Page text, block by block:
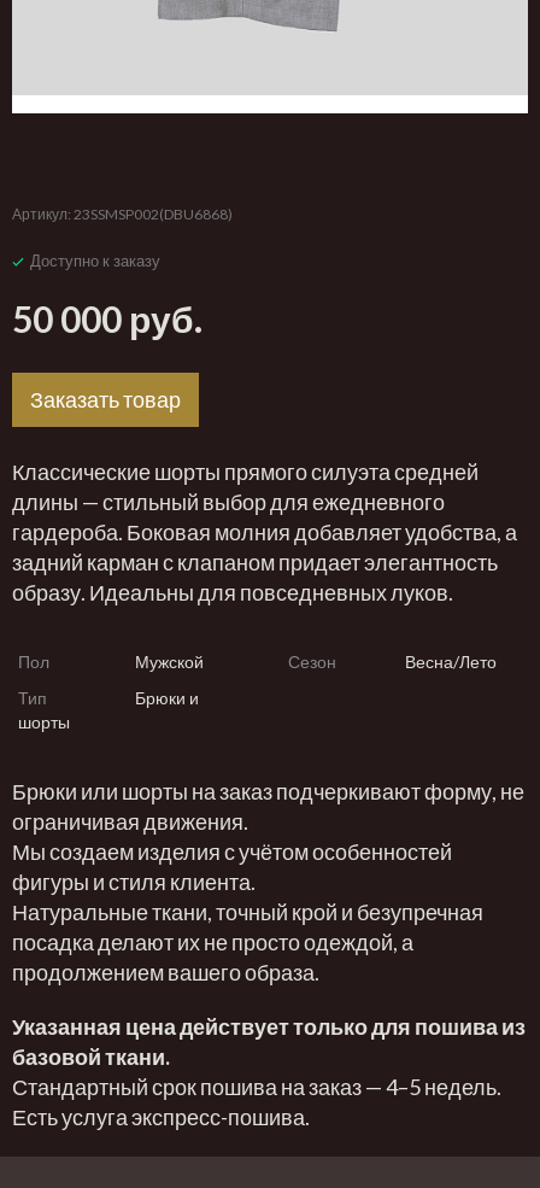
Артикул: 23SSMSP002(DBU6868)
Доступно к заказу
50 000 руб.
Заказать товар
Классические шорты прямого силуэта средней
длины — стильный выбор для ежедневного
гардероба. Боковая молния добавляет удобства, а
задний карман с клапаном придает элегантность
образу. Идеальны для повседневных луков.
Пол Мужской Сезон
Весна/Лето
Тип
Брюки и
шорты
Брюки или шорты на заказ подчеркивают форму, не
ограничивая движения.
Мы создаем изделия с учётом особенностей
фигуры и стиля клиента.
Натуральные ткани, точный крой и безупречная
посадка делают их не просто одеждой, а
продолжением вашего образа.
Указанная цена действует только для пошива из
базовой ткани.
Стандартный срок пошива на заказ — 4–5 недель.
Есть услуга экспресс-пошива.